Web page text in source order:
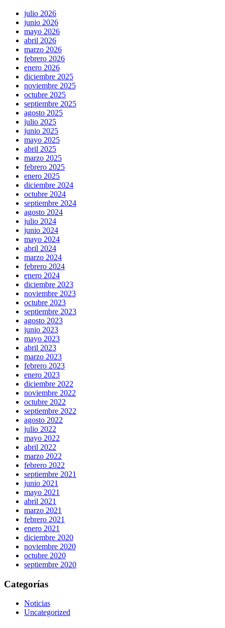
julio 2026
junio 2026
mayo 2026
abril 2026
marzo 2026
febrero 2026
enero 2026
diciembre 2025
noviembre 2025
octubre 2025
septiembre 2025
agosto 2025
julio 2025
junio 2025
mayo 2025
abril 2025
marzo 2025
febrero 2025
enero 2025
diciembre 2024
octubre 2024
septiembre 2024
agosto 2024
julio 2024
junio 2024
mayo 2024
abril 2024
marzo 2024
febrero 2024
enero 2024
diciembre 2023
noviembre 2023
octubre 2023
septiembre 2023
agosto 2023
junio 2023
mayo 2023
abril 2023
marzo 2023
febrero 2023
enero 2023
diciembre 2022
noviembre 2022
octubre 2022
septiembre 2022
agosto 2022
julio 2022
mayo 2022
abril 2022
marzo 2022
febrero 2022
septiembre 2021
junio 2021
mayo 2021
abril 2021
marzo 2021
febrero 2021
enero 2021
diciembre 2020
noviembre 2020
octubre 2020
septiembre 2020
Categorías
Noticias
Uncategorized